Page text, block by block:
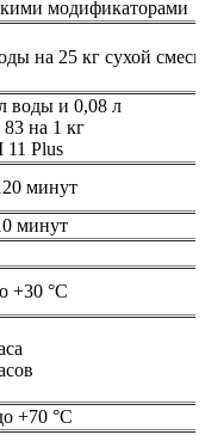
модификаторами
на 25 кг сухой смеси
воды и 0,08 л
на 1 кг
11 Plus
минут
минут
+30 °C
+70 °C